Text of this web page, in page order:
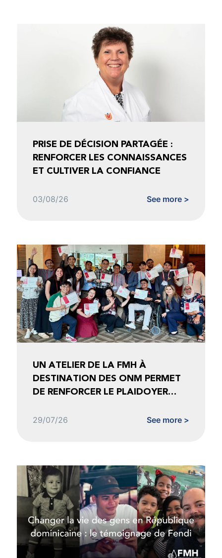
PRISE DE DÉCISION PARTAGÉE :
RENFORCER LES CONNAISSANCES
ET CULTIVER LA CONFIANCE
03/08/26 See more >
UN ATELIER DE LA FMH À
DESTINATION DES ONM PERMET
DE RENFORCER LE PLAIDOYER
29/07/26 See more >